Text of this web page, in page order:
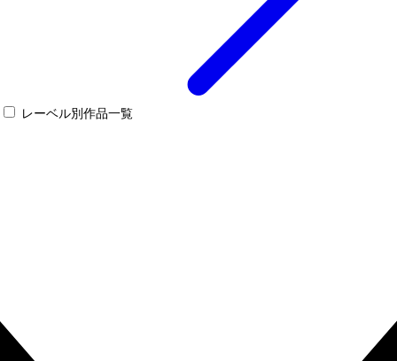
レーベル別作品一覧